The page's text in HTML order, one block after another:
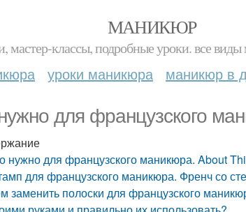
МАНИКЮР
мастер-классы, подробные уроки. все
уроки маникюра маникюр в
для французского
нужно для французского маникюра. About
для французского маникюра. Френч со
заменить полоски для французского